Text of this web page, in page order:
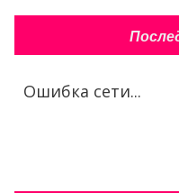
Ошибка сети...